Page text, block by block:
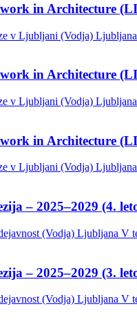
in Architecture
v Ljubljani (Vodja) Ljubljana
in Architecture
v Ljubljani (Vodja) Ljubljana
in Architecture
v Ljubljani (Vodja) Ljubljana
– 2025–2029 (4.
(Vodja) Ljubljana V
– 2025–2029 (3.
(Vodja) Ljubljana V